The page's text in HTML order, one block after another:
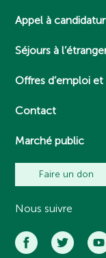
Appel à
Séjours à
Offres d’emploi
Contact
Marché public
Faire un don
Nous suivre